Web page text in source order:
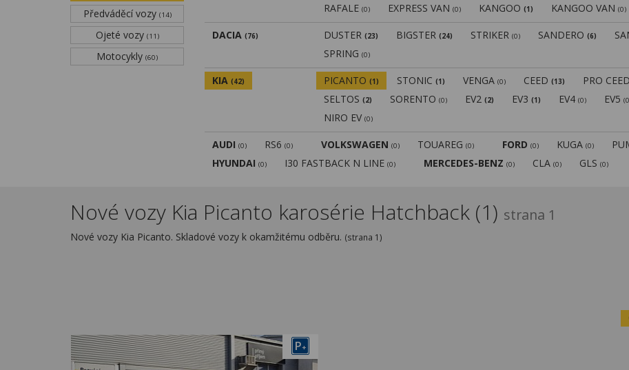
Předváděcí vozy (14)
Ojeté vozy (11)
Motocykly (60)
RAFALE(0) EXPRESS VAN(0) KANGOO(1) KANGOO VAN(0)
DACIA (76) DUSTER(23) BIGSTER(24) STRIKER(0) SANDERO(6)
SPRING(0)
KIA (42) PICANTO(1) STONIC(1) VENGA(0) CEED(13) PRO
SELTOS(2) SORENTO(0) EV2(2) EV3(1) EV4(0) EV5
NIRO EV(0)
AUDI (0) RS6 (0) VOLKSWAGEN (0) TOUAREG (0) FORD (0) KUGA (0)
HYUNDAI (0) I30 FASTBACK N LINE (0) MERCEDES-BENZ (0) CLA (0) GLS (0)
Nové vozy Kia Picanto karosérie Hatchback (1) strana 1
Nové vozy Kia Picanto. Skladové vozy k okamžitému odběru. (strana 1)
P+